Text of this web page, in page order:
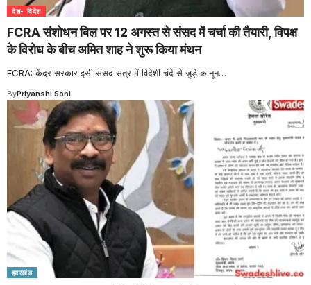
देश- विदेश
FCRA संशोधन बिल पर 12 अगस्त से संसद में चर्चा की तैयारी, विपक्ष
के विरोध के बीच अमित शाह ने शुरू किया मंथन
FCRA: केंद्र सरकार इसी संसद सत्र में विदेशी चंदे से जुड़े कानून…
ByPriyanshi Soni
झारखंड